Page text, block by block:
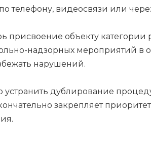
телефону, видеосвязи или
объекту категории
надзорных мероприятий в
нарушений.
дублирование
закрепляет